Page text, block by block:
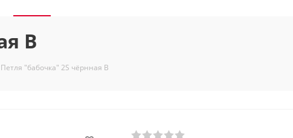
B
Петля "бабочка" 2S чёрнная B